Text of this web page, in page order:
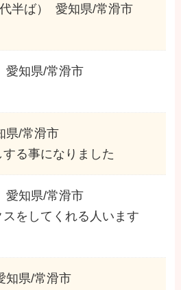
半ば）
愛知県/常滑市
愛知県/常滑市
県/常滑市
る事になりました
愛知県/常滑市
をしてくれる人います
知県/常滑市